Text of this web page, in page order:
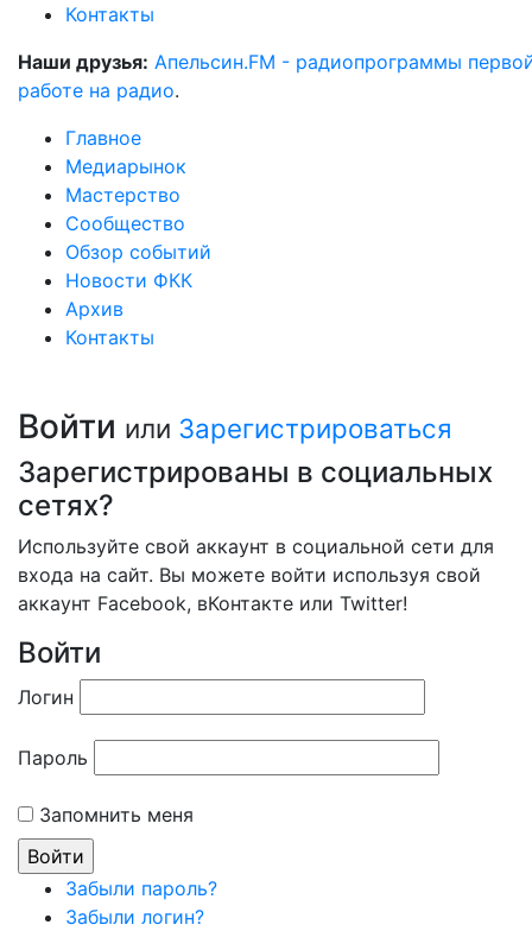
Контакты
Наши друзья: Апельсин.FM - радиопрограммы
работе на радио.
Главное
Медиарынок
Мастерство
Сообщество
Обзор событий
Новости ФКК
Архив
Контакты
Войти или Зарегистрироваться
Зарегистрированы в социальных
сетях?
Используйте свой аккаунт в социальной сети для
входа на сайт. Вы можете войти используя свой
аккаунт Facebook, вКонтакте или Twitter!
Войти
Логин
Пароль
Запомнить меня
Забыли пароль?
Забыли логин?